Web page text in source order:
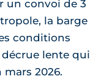
un convoi de 3
la barge
conditions
lente qui
2026.